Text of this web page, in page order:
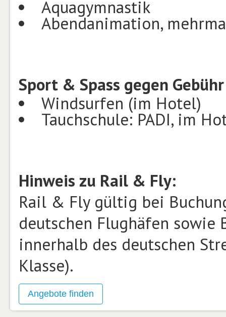
Aquagymnastik
Abendanimation,
Sport & Spass gegen
Windsurfen (im Hotel)
Tauchschule: PADI, im
Hinweis zu Rail & Fly:
Rail & Fly gültig bei
deutschen Flughäfen sowie
innerhalb des deutschen
Klasse).